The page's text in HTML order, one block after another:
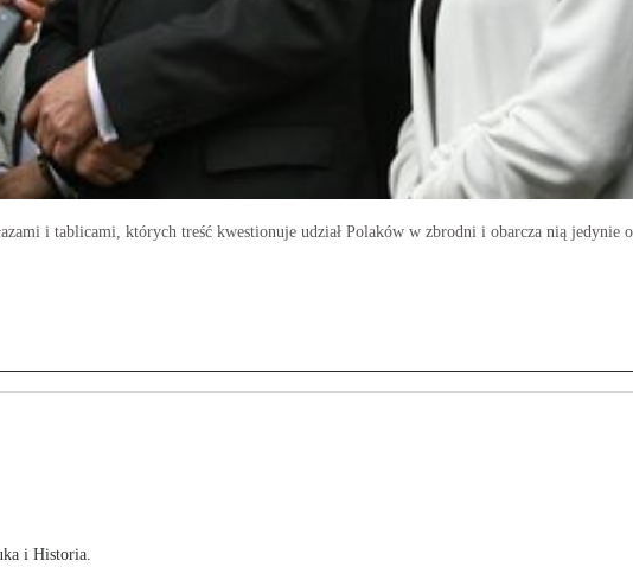
i tablicami, których treść kwestionuje udział Polaków w zbrodni i obarcza nią jedynie
i Historia.